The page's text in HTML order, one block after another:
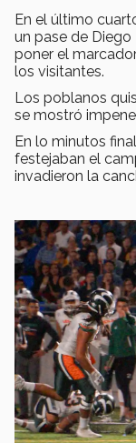
En el último
un pase de Diego
poner el
los visitantes.
Los poblanos
se mostró
En lo minutos
festejaban el
invadieron la